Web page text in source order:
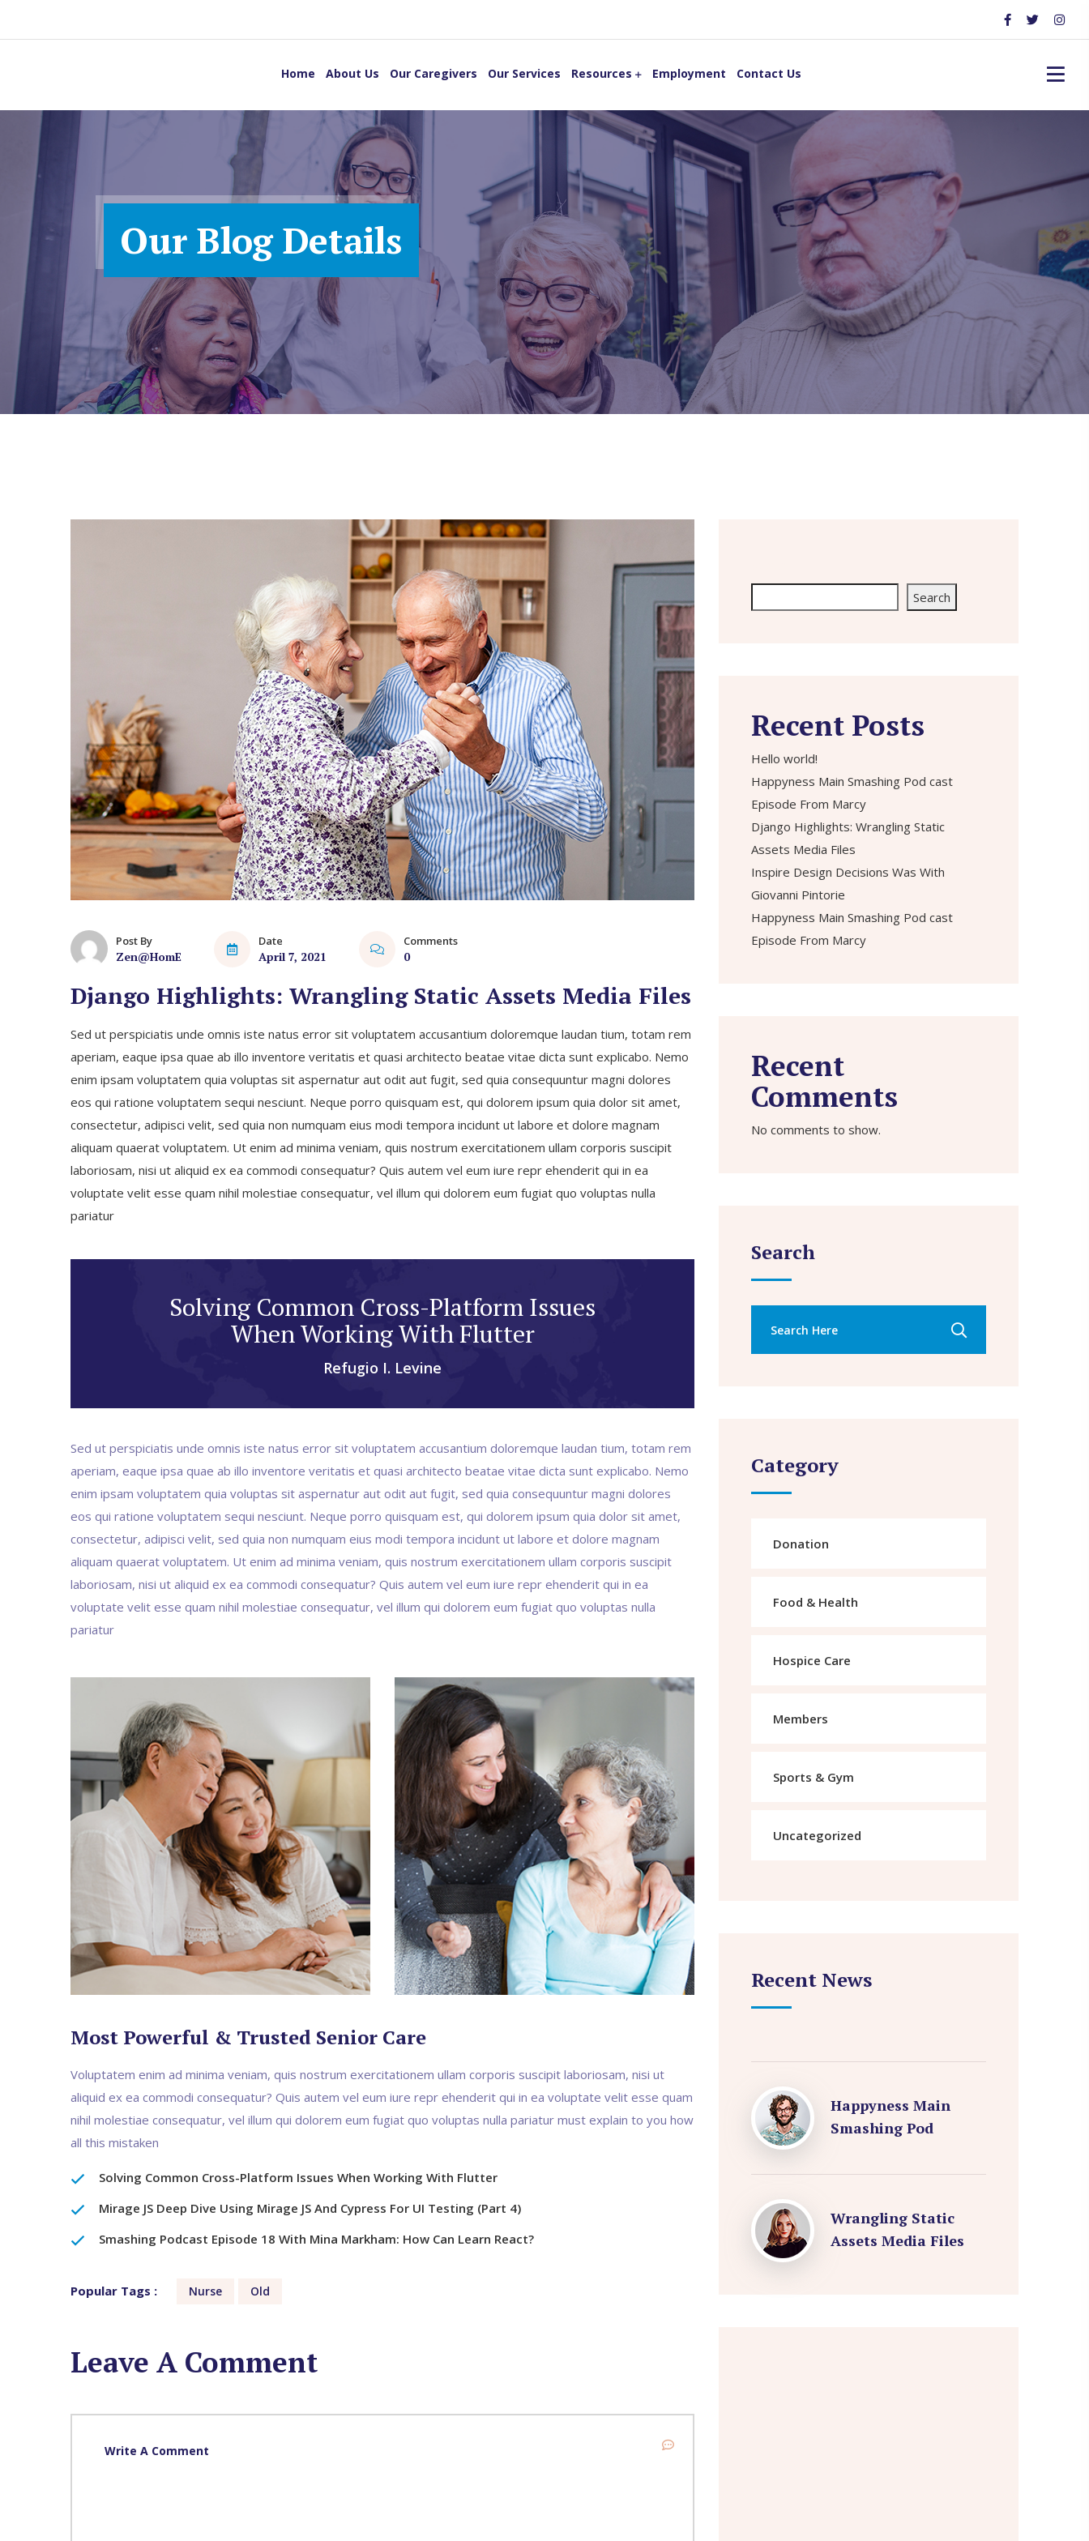
Home About Us Our Caregivers Our Services Resources Employment Contact Us
Our Blog Details
Post By
Zen@HomE
Date
April 7, 2021
Comments
0
Django Highlights: Wrangling Static Assets Media Files
Sed ut perspiciatis unde omnis iste natus error sit voluptatem accusantium doloremque laudan tium, totam rem
aperiam, eaque ipsa quae ab illo inventore veritatis et quasi architecto beatae vitae dicta sunt explicabo. Nemo
enim ipsam voluptatem quia voluptas sit aspernatur aut odit aut fugit, sed quia consequuntur magni dolores
eos qui ratione voluptatem sequi nesciunt. Neque porro quisquam est, qui dolorem ipsum quia dolor sit amet,
consectetur, adipisci velit, sed quia non numquam eius modi tempora incidunt ut labore et dolore magnam
aliquam quaerat voluptatem. Ut enim ad minima veniam, quis nostrum exercitationem ullam corporis suscipit
laboriosam, nisi ut aliquid ex ea commodi consequatur? Quis autem vel eum iure repr ehenderit qui in ea
voluptate velit esse quam nihil molestiae consequatur, vel illum qui dolorem eum fugiat quo voluptas nulla
pariatur
Solving Common Cross-Platform Issues
When Working With Flutter
Refugio I. Levine
Sed ut perspiciatis unde omnis iste natus error sit voluptatem accusantium doloremque laudan tium, totam rem
aperiam, eaque ipsa quae ab illo inventore veritatis et quasi architecto beatae vitae dicta sunt explicabo. Nemo
enim ipsam voluptatem quia voluptas sit aspernatur aut odit aut fugit, sed quia consequuntur magni dolores
eos qui ratione voluptatem sequi nesciunt. Neque porro quisquam est, qui dolorem ipsum quia dolor sit amet,
consectetur, adipisci velit, sed quia non numquam eius modi tempora incidunt ut labore et dolore magnam
aliquam quaerat voluptatem. Ut enim ad minima veniam, quis nostrum exercitationem ullam corporis suscipit
laboriosam, nisi ut aliquid ex ea commodi consequatur? Quis autem vel eum iure repr ehenderit qui in ea
voluptate velit esse quam nihil molestiae consequatur, vel illum qui dolorem eum fugiat quo voluptas nulla
pariatur
Most Powerful & Trusted Senior Care
Voluptatem enim ad minima veniam, quis nostrum exercitationem ullam corporis suscipit laboriosam, nisi ut
aliquid ex ea commodi consequatur? Quis autem vel eum iure repr ehenderit qui in ea voluptate velit esse quam
nihil molestiae consequatur, vel illum qui dolorem eum fugiat quo voluptas nulla pariatur must explain to you how
all this mistaken
Solving Common Cross-Platform Issues When Working With Flutter
Mirage JS Deep Dive Using Mirage JS And Cypress For UI Testing (Part 4)
Smashing Podcast Episode 18 With Mina Markham: How Can Learn React?
Popular Tags : Nurse Old
Leave A Comment
Search
Recent Posts
Hello world!
Happyness Main Smashing Pod cast
Episode From Marcy
Django Highlights: Wrangling Static
Assets Media Files
Inspire Design Decisions Was With
Giovanni Pintorie
Happyness Main Smashing Pod cast
Episode From Marcy
Recent
Comments
No comments to show.
Search
Category
Donation
Food & Health
Hospice Care
Members
Sports & Gym
Uncategorized
Recent News
Happyness Main
Smashing Pod
Wrangling Static
Assets Media Files